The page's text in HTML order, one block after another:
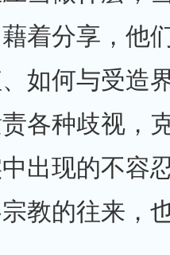
着分享，他
如何与受造
各种歧视，
出现的不容
教的往来，